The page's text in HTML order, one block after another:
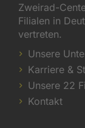
Zweirad-
Filialen in
vertreten.
Unsere
Karriere &
Unsere 22
Kontakt